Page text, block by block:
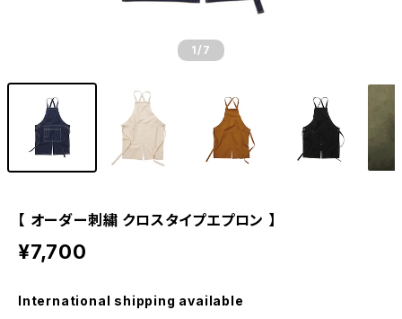
1 /7
【 オーダー刺繍 クロスタイプエプロン 】
¥7,700
International shipping available